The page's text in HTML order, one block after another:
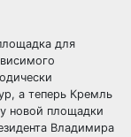
для
а теперь Кремль
новой площадки
Владимира